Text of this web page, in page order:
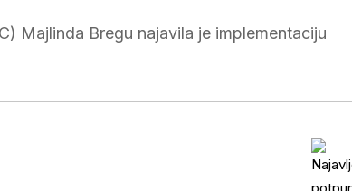
Majlinda Bregu najavila je implementaciju